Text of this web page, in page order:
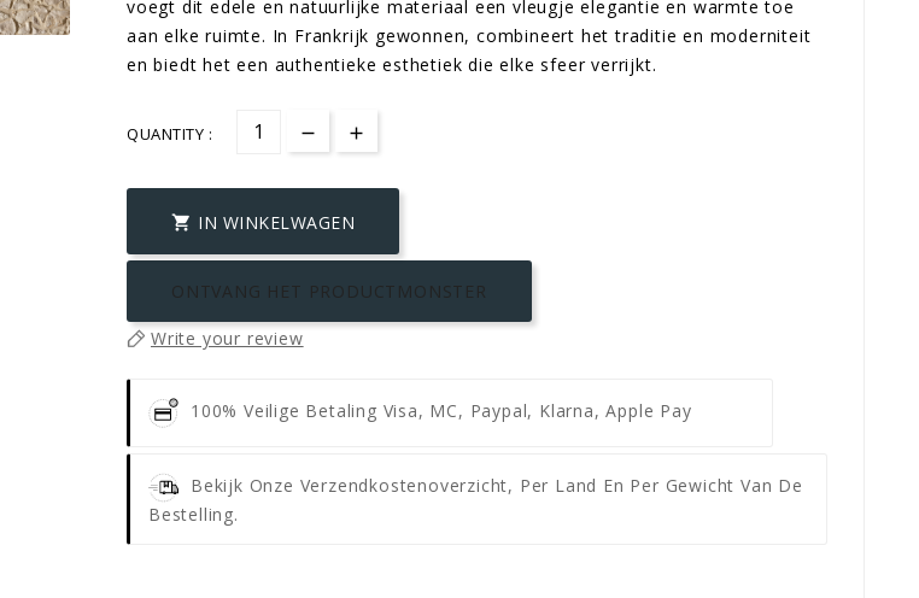
voegt dit edele en natuurlijke materiaal een vleugje elegantie en warmte toe
aan elke ruimte. In Frankrijk gewonnen, combineert het traditie en moderniteit
en biedt het een authentieke esthetiek die elke sfeer verrijkt.
QUANTITY :
 IN WINKELWAGEN
ONTVANG HET PRODUCTMONSTER
Write your review
100% Veilige Betaling Visa, MC, Paypal, Klarna, Apple Pay
Bekijk Onze Verzendkostenoverzicht, Per Land En Per Gewicht Van De
Bestelling.